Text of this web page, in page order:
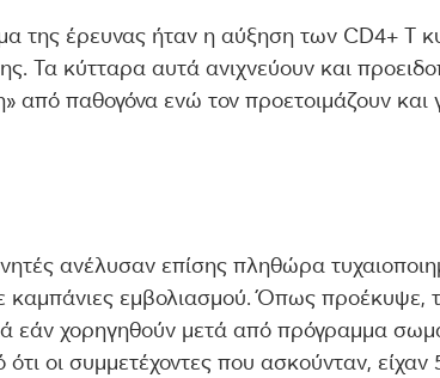
της έρευνας ήταν η αύξηση των CD4+ Τ
Τα κύτταρα αυτά ανιχνεύουν και
από παθογόνα ενώ τον προετοιμάζουν και
ανέλυσαν επίσης πληθώρα
καμπάνιες εμβολιασμού. Όπως προέκυψε,
εάν χορηγηθούν μετά από πρόγραμμα
ότι οι συμμετέχοντες που ασκούνταν,